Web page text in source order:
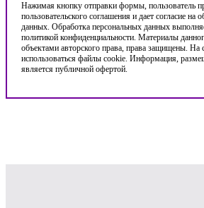
Нажимая кнопку отправки формы, пользователь
пользовательского соглашения и дает согласие на
данных. Обработка персональных данных
политикой конфиденциальности. Материалы
объектами авторского права, права защищены. На
использоваться файлы cookie. Информация,
является публичной офертой.